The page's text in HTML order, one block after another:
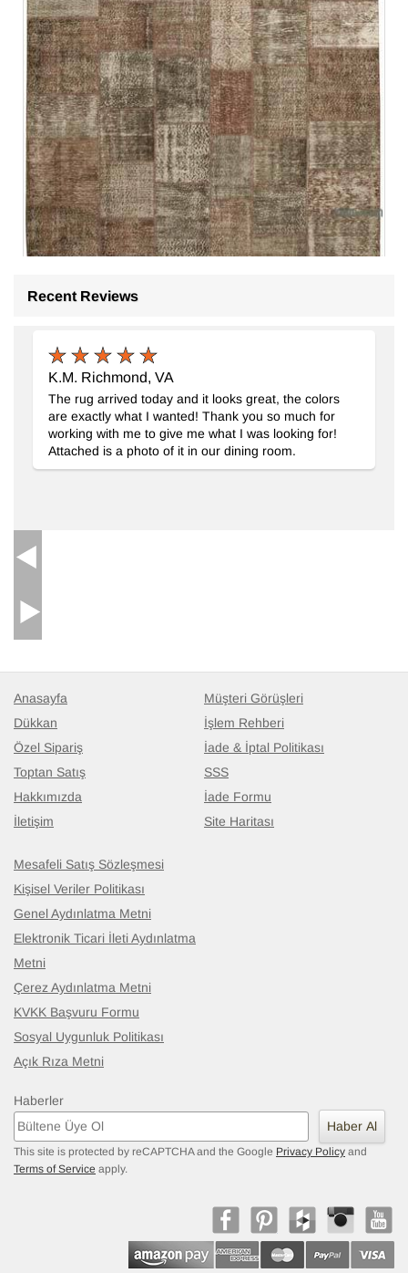
Boyalı Patchwork Halı
Recent Reviews
K.M. Richmond, VA
The rug arrived today and it looks great, the colors
are exactly what I wanted! Thank you so much for
working with me to give me what I was looking for!
Attached is a photo of it in our dining room.
Anasayfa
Dükkan
Özel Sipariş
Toptan Satış
Hakkımızda
İletişim
Müşteri Görüşleri
İşlem Rehberi
İade & İptal Politikası
SSS
İade Formu
Site Haritası
Mesafeli Satış Sözleşmesi
Kişisel Veriler Politikası
Genel Aydınlatma Metni
Elektronik Ticari İleti Aydınlatma
Metni
Çerez Aydınlatma Metni
KVKK Başvuru Formu
Sosyal Uygunluk Politikası
Açık Rıza Metni
Haberler
Haber Al
This site is protected by reCAPTCHA and the Google Privacy Policy and
Terms of Service apply.